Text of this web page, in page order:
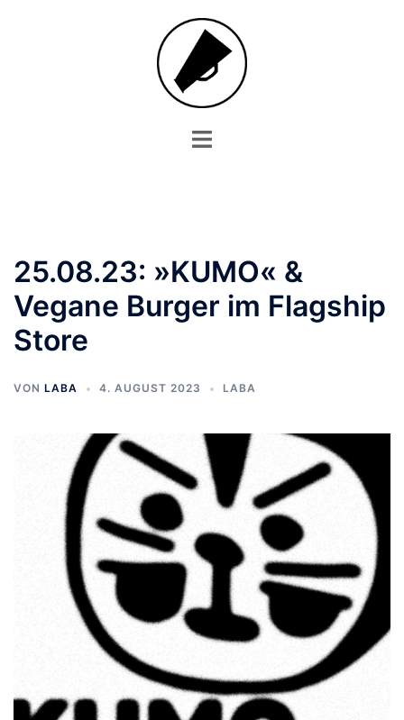
Menü
25.08.23: »KUMO« &
Vegane Burger im Flagship
Store
VON LABA 4. AUGUST 2023 LABA